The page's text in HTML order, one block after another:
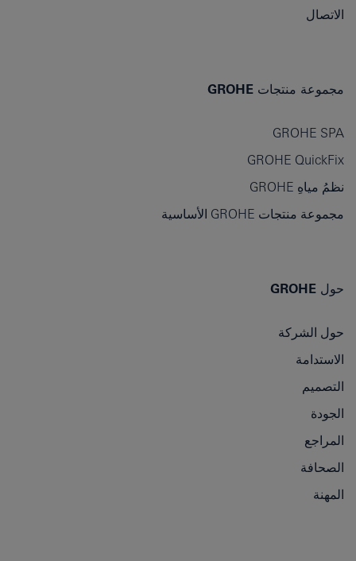
الاتصال
مجموعة منتجات GROHE
GROHE SPA
GROHE QuickFix
نظمُ مياهِ GROHE
مجموعة منتجات GROHE الأساسية
حول GROHE
حول الشركة
الاستدامة
التصميم
الجودة
المراجع
الصحافة
المهنة